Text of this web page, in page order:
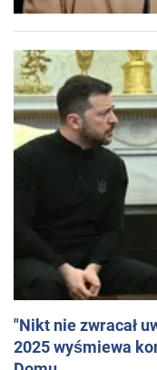
"Nikt nie zwracał
2025 wyśmiewa